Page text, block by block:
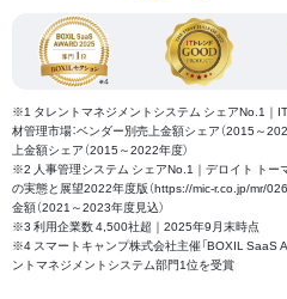
※1 タレントマネジメントシステム シェアNo.1｜
材管理市場：ベンダー別売上金額シェア（2015～
上金額シェア（2015～2022年度）
※2 人事管理システム シェアNo.1｜デロイト トー
の実態と展望2022年度版（https://mic-r.co.jp/mr/
金額（2021～2023年度見込）
※3 利用企業数 4,500社超｜2025年9月末時点
※4 スマートキャンプ株式会社主催「BOXIL SaaS
ントマネジメントシステム部門1位を受賞